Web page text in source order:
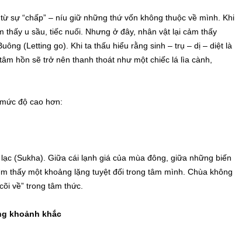
sự “chấp” – níu giữ những thứ vốn không thuộc về mình. Khi
u sầu, tiếc nuối. Nhưng ở đây, nhân vật lại cảm thấy
(Letting go). Khi ta thấu hiểu rằng sinh – trụ – dị – diệt là
hồn sẽ trở nên thanh thoát như một chiếc lá lìa cành,
độ cao hơn:
(Sukha). Giữa cái lạnh giá của mùa đông, giữa những biến
thấy một khoảng lặng tuyệt đối trong tâm mình. Chùa không
về” trong tâm thức.
khoảnh khắc